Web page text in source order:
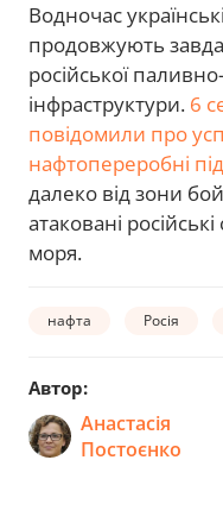
Водночас
продовжують
російської
інфраструктури. 6
повідомили про
нафтопереробні
далеко від зони
атаковані
моря.
нафта Росія
Автор:
Анастасія
Постоєнко